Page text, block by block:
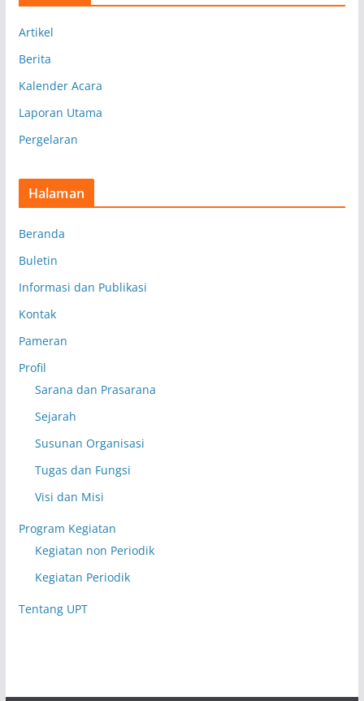
Artikel
Berita
Kalender Acara
Laporan Utama
Pergelaran
Halaman
Beranda
Buletin
Informasi dan Publikasi
Kontak
Pameran
Profil
Sarana dan Prasarana
Sejarah
Susunan Organisasi
Tugas dan Fungsi
Visi dan Misi
Program Kegiatan
Kegiatan non Periodik
Kegiatan Periodik
Tentang UPT